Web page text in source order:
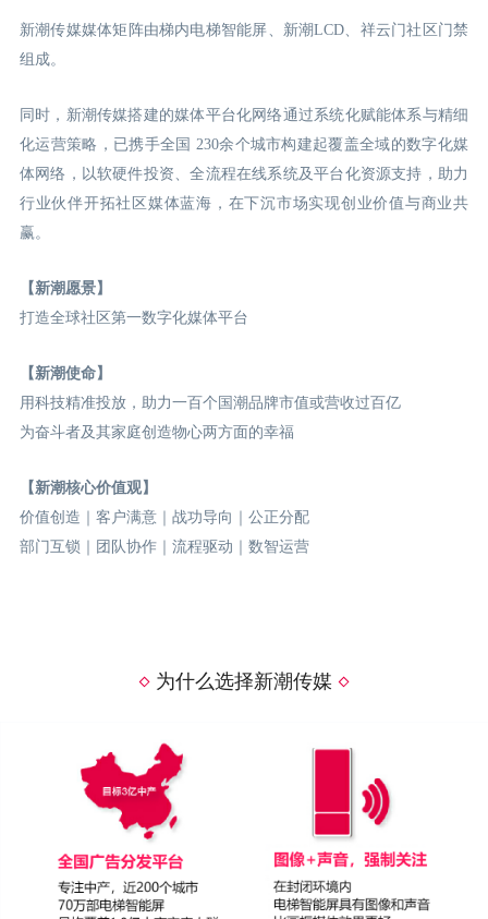
新潮传媒媒体矩阵由梯内电梯智能屏、新潮LCD、祥云门社区门禁
组成。
同时，新潮传媒搭建的媒体平台化网络通过系统化赋能体系与精细
化运营策略，已携手全国 230余个城市构建起覆盖全域的数字化媒
体网络，以软硬件投资、全流程在线系统及平台化资源支持，助力
行业伙伴开拓社区媒体蓝海，在下沉市场实现创业价值与商业共
赢。
【新潮愿景】
打造全球社区第一数字化媒体平台
【新潮使命】
用科技精准投放，助力一百个国潮品牌市值或营收过百亿
为奋斗者及其家庭创造物心两方面的幸福
【新潮核心价值观】
价值创造｜客户满意｜战功导向｜公正分配
部门互锁｜团队协作｜流程驱动｜数智运营
为什么选择新潮传媒